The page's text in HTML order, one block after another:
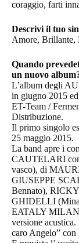
coraggio, farti
Descrivi il tuo
Amore, Brillante,
Quando
un nuovo
L’album degli
in giugno 2015
ET-Team /
Distribuzione.
Il primo singolo
25 maggio 2015.
La band apre i
CAUTELARI
vasco), di
GIUSEPPE
Bennato),
GHIDELLI
EATALY
versione
caro Angelo”